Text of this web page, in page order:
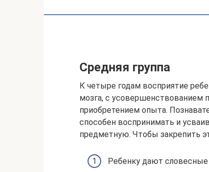
Средняя группа
К четыре годам восприятие
мозга, с усовершенствованием
приобретением опыта.
способен воспринимать и
предметную. Чтобы закрепить
Ребенку дают